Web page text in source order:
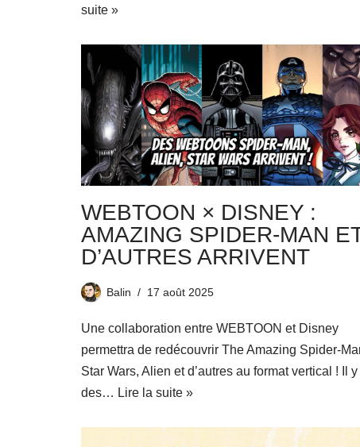
suite »
WEBTOON × DISNEY :
AMAZING SPIDER-MAN
D’AUTRES ARRIVENT
Balin 17 août 2025
Une collaboration entre WEBTOON et Disney
permettra de redécouvrir The Amazing Spider-
Star Wars, Alien et d’autres au format vertical ! Il y
des… Lire la suite »